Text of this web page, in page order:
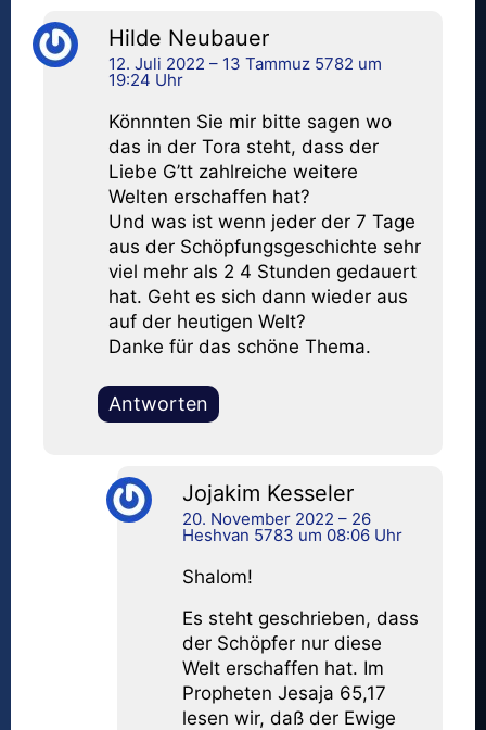
Hilde Neubauer
12. Juli 2022 – 13 Tammuz 5782 um
19:24 Uhr
Könnnten Sie mir bitte sagen wo
das in der Tora steht, dass der
Liebe G’tt zahlreiche weitere
Welten erschaffen hat?
Und was ist wenn jeder der 7 Tage
aus der Schöpfungsgeschichte sehr
viel mehr als 2 4 Stunden gedauert
hat. Geht es sich dann wieder aus
auf der heutigen Welt?
Danke für das schöne Thema.
Antworten
Jojakim Kesseler
20. November 2022 – 26
Heshvan 5783 um 08:06 Uhr
Shalom!
Es steht geschrieben, dass
der Schöpfer nur diese
Welt erschaffen hat. Im
Propheten Jesaja 65,17
lesen wir, daß der Ewige